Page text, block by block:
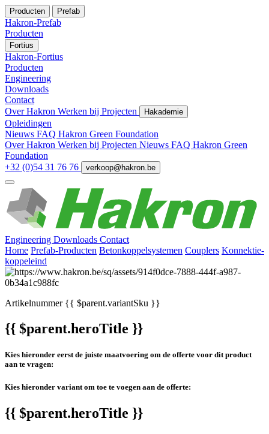
Producten Prefab
Hakron-Prefab
Producten
Fortius
Hakron-Fortius
Producten
Engineering
Downloads
Contact
Over Hakron Werken bij Projecten Hakademie
Opleidingen
Nieuws FAQ Hakron Green Foundation
Over Hakron Werken bij Projecten Nieuws FAQ Hakron Green
Foundation
+32 (0)54 31 76 76
verkoop@hakron.be
Engineering Downloads Contact
Home Prefab-Producten Betonkoppelsystemen Couplers Konnektie-
koppeleind
Artikelnummer{{ $parent.variantSku }}
{{ $parent.heroTitle }}
Kies hieronder eerst de juiste maatvoering om de offerte voor dit product
aan te vragen:
Kies hieronder variant om toe te voegen aan de offerte:
{{ $parent.heroTitle }}